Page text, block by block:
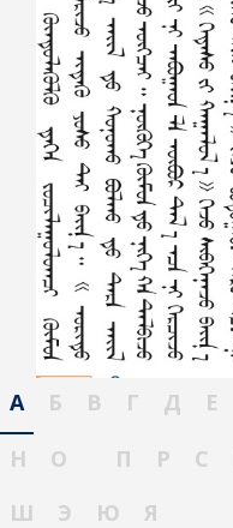
А Б В Г Д Е
Н
О П Р С
Ш
Э Ю Я